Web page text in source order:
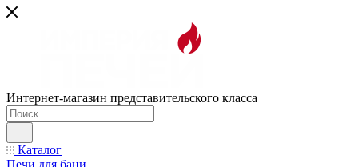
Интернет-магазин представительского класса
Каталог
Печи для бани